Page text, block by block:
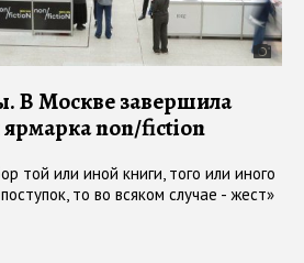
В Москве завершила
non/fiction
той или иной книги, того или иного
то во всяком случае - жест»